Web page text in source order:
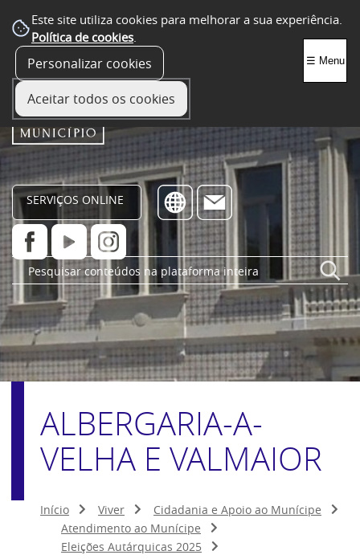
Este site utiliza cookies para melhorar a sua experiência.
Política de cookies.
Personalizar cookies
Aceitar todos os cookies
SERVIÇOS ONLINE
☰ Menu
ALBERGARIA-A-
VELHA E VALMAIOR
Início Viver
Cidadania e Apoio ao Munícipe
Atendimento ao Munícipe
Eleições Autárquicas 2025